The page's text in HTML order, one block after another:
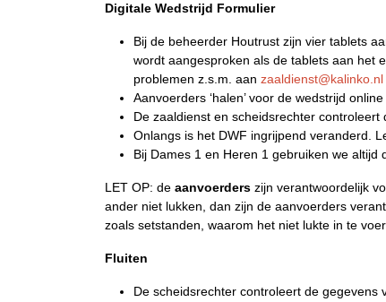
Digitale Wedstrijd Formulier
Bij de beheerder Houtrust zijn vier tablets
wordt aangesproken als de tablets aan het
problemen z.s.m. aan zaaldienst@kalinko.nl
Aanvoerders ‘halen’ voor de wedstrijd
De zaaldienst en scheidsrechter controleert
Onlangs is het DWF ingrijpend veranderd.
Bij Dames 1 en Heren 1 gebruiken we altijd
LET OP: de aanvoerders zijn verantwoordelijk
ander niet lukken, dan zijn de aanvoerders
zoals setstanden, waarom het niet lukte in te
Fluiten
De scheidsrechter controleert de gegevens